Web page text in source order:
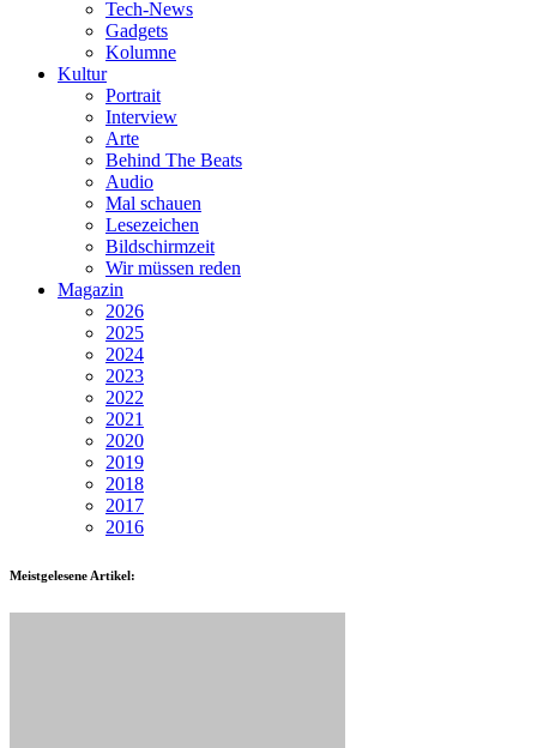
Tech-News
Gadgets
Kolumne
Kultur
Portrait
Interview
Arte
Behind The Beats
Audio
Mal schauen
Lesezeichen
Bildschirmzeit
Wir müssen reden
Magazin
2026
2025
2024
2023
2022
2021
2020
2019
2018
2017
2016
Meistgelesene Artikel: